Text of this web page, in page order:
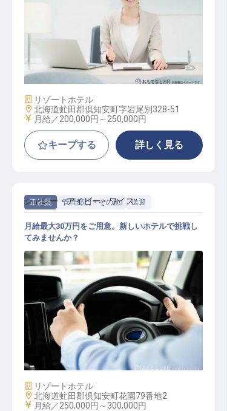
総務スタッフ（一般職）
施設業態
リゾートホテル
勤務地
北海道虻田郡倶知安町字岩尾別328-51
給与
月給／200,000円～ 250,000円
キープする 詳しく見る
正社員 管理部門・その他 送迎
ドライバー兼施設管理
シャレー・アイビー・ワイス
月給最大30万円をご用意。新しいホテルで挑戦し
てみませんか？
施設業態
リゾートホテル
勤務地
北海道虻田郡倶知安町花園79番地2
給与
月給／250,000円～ 300,000円